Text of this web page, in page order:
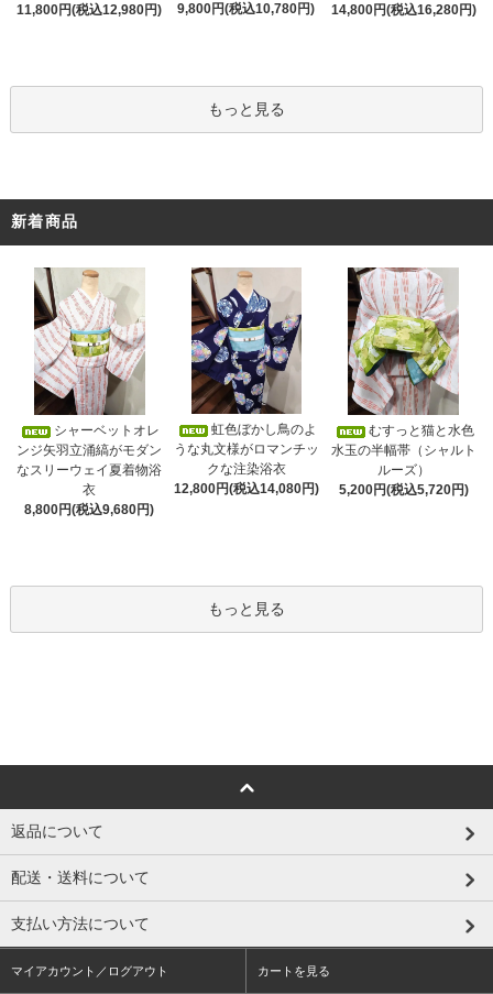
11,800円(税込12,980円)
9,800円(税込10,780円)
14,800円(税込16,280円)
もっと見る
新着商品
シャーベットオレ
ンジ矢羽立涌縞がモダン
なスリーウェイ夏着物浴
衣
8,800円(税込9,680円)
虹色ぼかし鳥のよ
うな丸文様がロマンチッ
クな注染浴衣
12,800円(税込14,080円)
むすっと猫と水色
水玉の半幅帯（シャルト
ルーズ）
5,200円(税込5,720円)
もっと見る
返品について
配送・送料について
支払い方法について
マイアカウント／ログアウト カートを見る